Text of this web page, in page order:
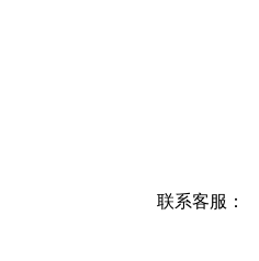
联系客服：